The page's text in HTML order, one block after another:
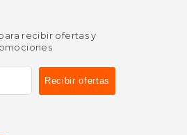
recibir ofertas y